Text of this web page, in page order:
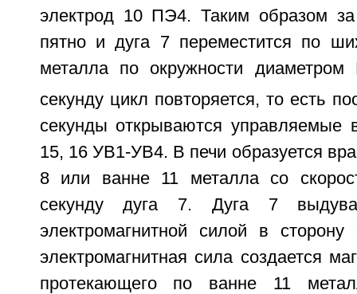
электрод 10 ПЭ4. Таким образом
пятно и дуга 7 переместится по
металла по окружности диаметром
секунду цикл повторяется, то есть
секунды открываются управляемые
15, 16 УВ1-УВ4. В печи образуется
8 или ванне 11 металла со
секунду дуга 7. Дуга 7
электромагнитной силой в
электромагнитная сила создается
протекающего по ванне 11